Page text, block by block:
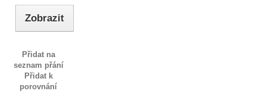
Zobrazit
Přidat na
seznam přání
Přidat k
porovnání